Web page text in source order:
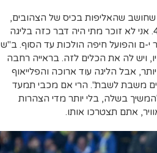
שחושב שהאליפות בכיס של הצהובים,
שיחשוב שוב. רק תסתכלו על צמרת הטבלה. 42-43-44-45. אני לא זוכר מתי היה דבר כזה בליגה
י-ם והפועל חיפה הולכות עד הסוף. ב"ש
ויש לה את הכלים לזה. בראייה רחבה
אבל הליגה עוד ארוכה והפלייאוף
משבת לשבת". הרי אם מכבי תמעד
בשלה, בלי יותר מדי הצהרות
אתם תצטרכו אותו.